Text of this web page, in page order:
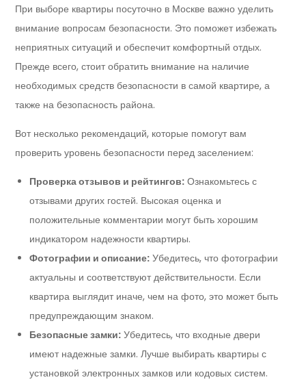
При выборе квартиры посуточно в Москве важно уделить
внимание вопросам безопасности. Это поможет избежать
неприятных ситуаций и обеспечит комфортный отдых.
Прежде всего, стоит обратить внимание на наличие
необходимых средств безопасности в самой квартире, а
также на безопасность района.
Вот несколько рекомендаций, которые помогут вам
проверить уровень безопасности перед заселением:
Проверка отзывов и рейтингов: Ознакомьтесь с
отзывами других гостей. Высокая оценка и
положительные комментарии могут быть хорошим
индикатором надежности квартиры.
Фотографии и описание: Убедитесь, что фотографии
актуальны и соответствуют действительности. Если
квартира выглядит иначе, чем на фото, это может быть
предупреждающим знаком.
Безопасные замки: Убедитесь, что входные двери
имеют надежные замки. Лучше выбирать квартиры с
установкой электронных замков или кодовых систем.